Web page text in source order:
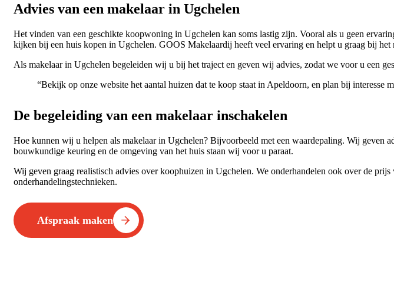
Advies van een makelaar in Ugchelen
Het vinden van een geschikte koopwoning in Ugchelen kan soms lastig zijn. Vooral als u geen
kijken bij een huis kopen in Ugchelen. GOOS Makelaardij heeft veel ervaring en helpt u graag bij het
Als makelaar in Ugchelen begeleiden wij u bij het traject en geven wij advies, zodat we voor u een
“Bekijk op onze website het aantal huizen dat te koop staat in Apeldoorn, en plan bij interesse
De begeleiding van een makelaar inschakelen
Hoe kunnen wij u helpen als makelaar in Ugchelen? Bijvoorbeeld met een waardepaling. Wij
bouwkundige keuring en de omgeving van het huis staan wij voor u paraat.
Wij geven graag realistisch advies over koophuizen in Ugchelen. We onderhandelen ook over de
onderhandelingstechnieken.
Afspraak maken